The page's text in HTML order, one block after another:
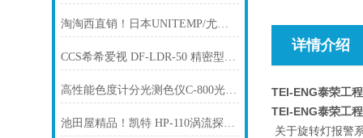
淘淘西直销！日本UNITEMP/尤尼坦回流焊装置“RSS-160”
CCS希希爱视 DF-LDR-50 精密型扩散板
高性能色度计分光测色仪C-800光谱仪SEKONIC世光工业
池田屋精品！凯特 HP-110涡流探头 参数介绍
详情介绍
TEI-ENG泰荣工
TEI-ENG泰荣工
关于旋转灯报警